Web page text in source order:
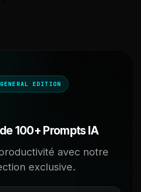
GENERAL EDITION
100+ Prompts IA
avec notre
exclusive.